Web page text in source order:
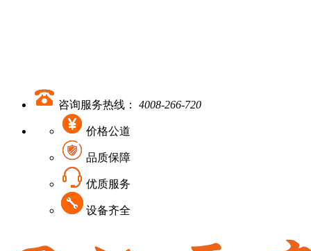
咨询服务热线： 4008-266-720
价格公道
品质保障
优质服务
设备齐全